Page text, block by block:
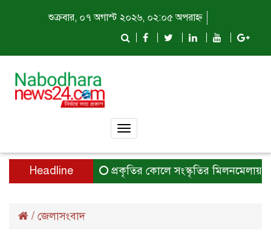
শুক্রবার, ০৭ অগাস্ট ২০২৬, ০২:০৫ অপরাহ্ন
Toggle
Headline প্রকৃতির কোলে সংস্কৃতির মিলনমেলায়
/ জেলাসংবাদ